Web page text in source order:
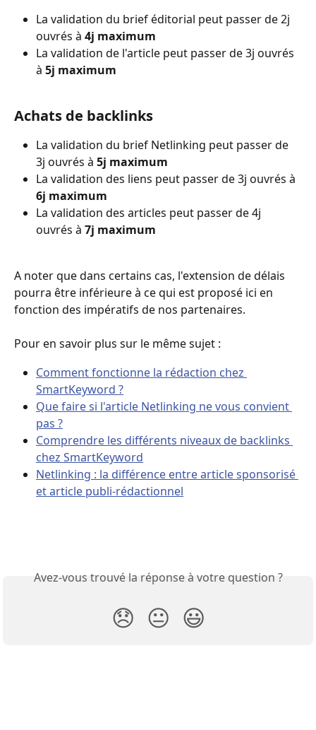
La validation du brief éditorial peut passer de 2j
ouvrés à 4j maximum
La validation de l'article peut passer de 3j ouvrés
à 5j maximum
Achats de backlinks
La validation du brief Netlinking peut passer de
3j ouvrés à 5j maximum
La validation des liens peut passer de 3j ouvrés à
6j maximum
La validation des articles peut passer de 4j
ouvrés à 7j maximum
A noter que dans certains cas, l'extension de délais
pourra être inférieure à ce qui est proposé ici en
fonction des impératifs de nos partenaires.
Pour en savoir plus sur le même sujet :
Comment fonctionne la rédaction chez
SmartKeyword ?
Que faire si l'article Netlinking ne vous convient
pas ?
Comprendre les différents niveaux de backlinks
chez SmartKeyword
Netlinking : la différence entre article sponsorisé
et article publi-rédactionnel
Avez-vous trouvé la réponse à votre question ?
😞 😐 😃